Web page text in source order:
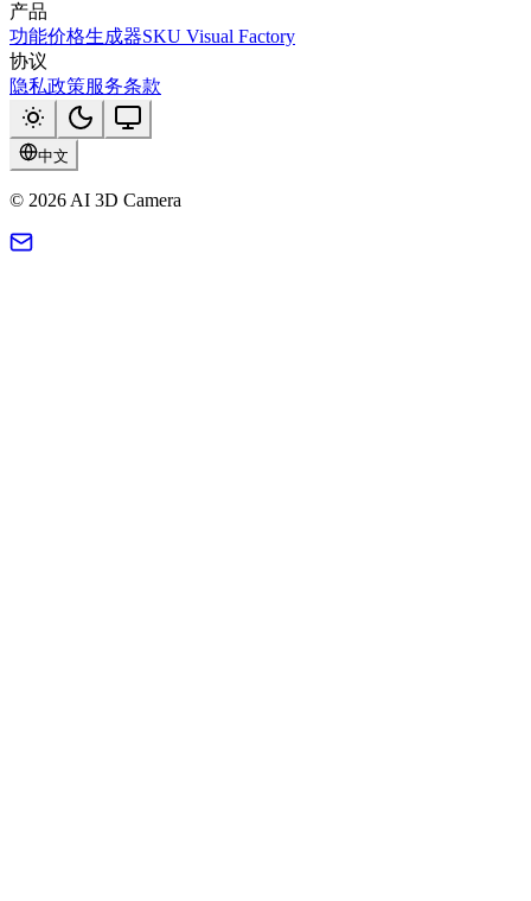
产品
功能价格生成器SKU Visual Factory
协议
隐私政策服务条款
中文
© 2026 AI 3D Camera